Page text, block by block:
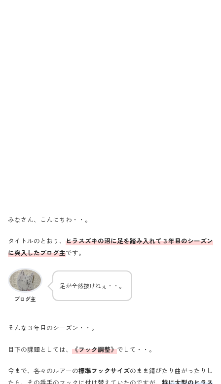
みなさん、こんにちわ・・。
タイトルのとおり、 ヒラスズキの沼に足を踏み入れて３年目のシーズン
に突入したブログ主です。
ブログ主
足が全然抜けねぇ・・。
そんな３年目のシーズン・・。
目下の課題としては、 《フック調整》でして・・。
今まで、各々のルアーの標準フックサイズのまま錆びたり曲がったりし